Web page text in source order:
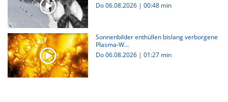
Do 06.08.2026 | 00:48 min
Sonnenbilder enthüllen bislang verborgene
Plasma-W...
Do 06.08.2026 | 01:27 min